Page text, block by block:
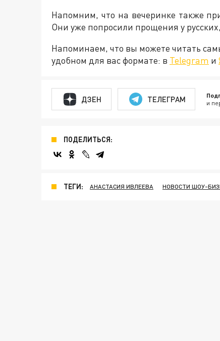
Напомним, что на вечеринке также
Они уже попросили прощения у
Напоминаем, что вы можете читать
удобном для вас формате: в Telegram и
ДЗЕН ТЕЛЕГРАМ и
ПОДЕЛИТЬСЯ:
ТЕГИ: АНАСТАСИЯ ИВЛЕЕВА НОВОСТИ ШОУ-